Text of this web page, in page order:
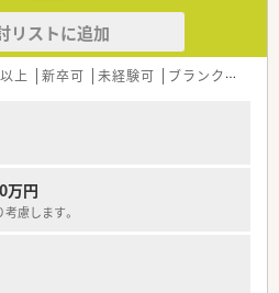
勤務や有給休暇を活用し、仕事と家庭を
薬剤師が、周囲の協力を得ながら働いて
刺激を受け、健康相談会などのイベン
りがいも追求したい方に自信を持って推
リストに追加
上 新卒可 未経験可 ブランク可
万円
慮します。